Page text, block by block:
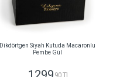
Dikdörtgen Siyah Kutuda Macaronlu
Pembe Gül
,90 TL